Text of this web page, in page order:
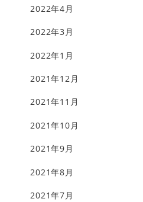
2022年4月
2022年3月
2022年1月
2021年12月
2021年11月
2021年10月
2021年9月
2021年8月
2021年7月